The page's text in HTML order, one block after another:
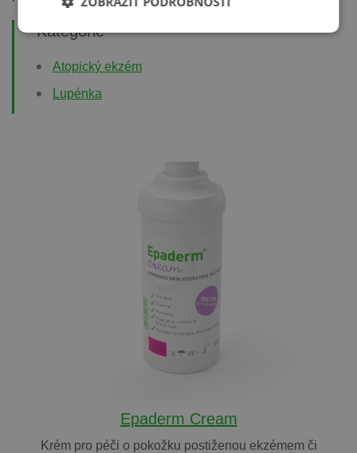
Kategorie
Atopický ekzém
Lupénka
Epaderm Cream
Krém pro péči o pokožku postiženou ekzémem či